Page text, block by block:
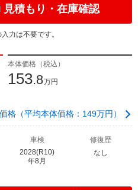
見積もり・在庫確認
力は不要です。
本体価格（税込）
153.8万円
格（平均本体価格：149万円）
車検
2028(R10)
年8月
修復歴
なし